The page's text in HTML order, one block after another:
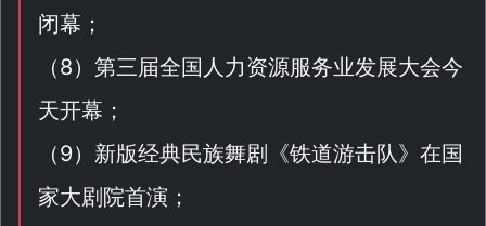
闭幕；
（8）第三届全国人力资源服务业发展大会今
天开幕；
（9）新版经典民族舞剧《铁道游击队》在国
家大剧院首演；